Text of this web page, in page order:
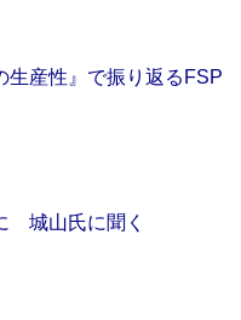
生産性』で振り返るFSP
城山氏に聞く